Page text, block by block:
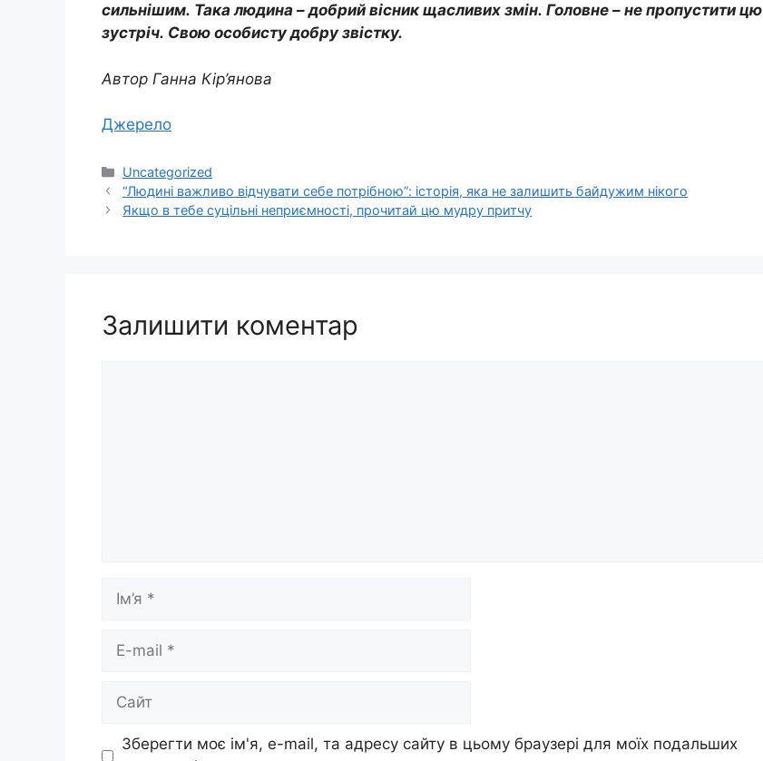
сильнішим. Така людина – добрий вісник щасливих змін. Головне – не пропустити цю
зустріч. Свою особисту добру звістку.
Автор Ганна Кір’янова
Джерело
Категорії
Uncategorized
“Людині важливо відчувати себе потрібною”: історія, яка не залишить байдужим нікого
Якщо в тебе суцільні неприємності, прочитай цю мудру притчу
Залишити коментар
Ім’я
Сайт
Зберегти моє ім'я, e-mail, та адресу сайту в цьому браузері для моїх подальших